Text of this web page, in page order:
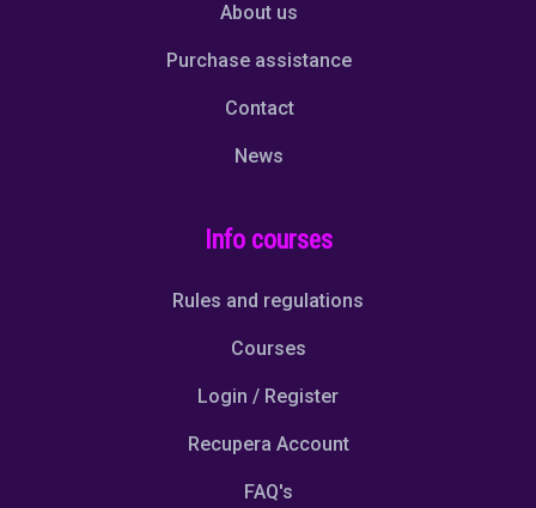
About us
Purchase assistance
Contact
News
Info courses
Rules and regulations
Courses
Login / Register
Recupera Account
FAQ's